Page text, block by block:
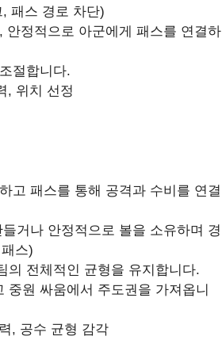
패스 경로 차단)
정적으로 아군에게 패스를 연결하
절합니다.
, 위치 선정
고 패스를 통해 공격과 수비를 연결
거나 안정적으로 볼을 소유하며 경
스)
의 전체적인 균형을 유지합니다.
중원 싸움에서 주도권을 가져옵니
, 공수 균형 감각